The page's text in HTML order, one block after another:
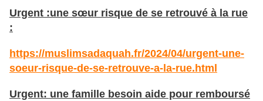
Urgent :une sœur risque de se retrouvé à la rue
:
https://muslimsadaquah.fr/2024/04/urgent-une-
soeur-risque-de-se-retrouve-a-la-rue.html
Urgent: une famille besoin aide pour remboursé